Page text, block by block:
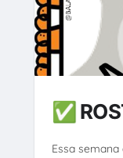
✅
Essa